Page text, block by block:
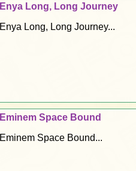
Enya Long, Long Journey
Enya Long, Long Journey...
Eminem Space Bound
Eminem Space Bound...